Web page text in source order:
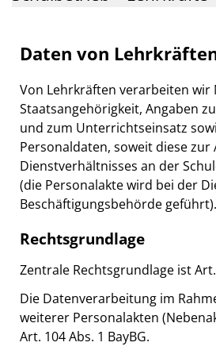
Daten von
Von Lehrkräften verarbeiten wir
Staatsangehörigkeit, Angaben
und zum Unterrichtseinsatz
Personaldaten, soweit diese zur
Dienstverhältnisses an der
(die Personalakte wird bei der
Beschäftigungsbehörde geführt).
Rechtsgrundlage
Zentrale Rechtsgrundlage ist Art.
Die Datenverarbeitung im
weiterer Personalakten
Art. 104 Abs. 1 BayBG.